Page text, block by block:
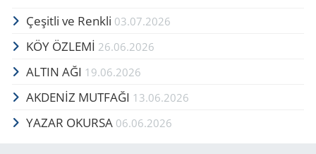
Çe­şit­li ve Renk­li 03.07.2026
KÖY ÖZLEMİ 26.06.2026
ALTIN AĞI 19.06.2026
AKDENİZ MUTFAĞI 13.06.2026
YAZAR OKURSA 06.06.2026